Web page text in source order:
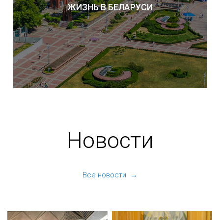
ЖИЗНЬ В БЕЛАРУСИ
Новости
Все новости →